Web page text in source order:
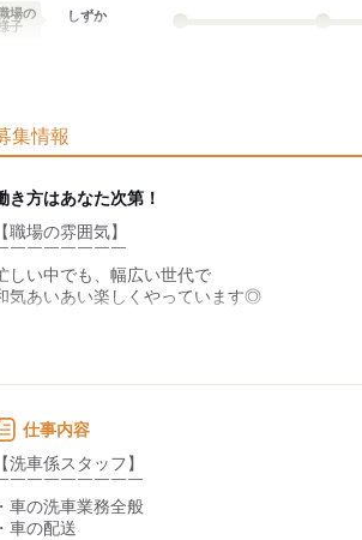
場の
子
しずか
個性が生かせる
デスクワーク
お客様との対話が
少ない
力仕事が少ない
集情報
き方はあなた次第！
【職場の雰囲気】
￣￣￣￣￣￣￣
しい中でも、幅広い世代で
気あいあい楽しくやっています◎
んな環境が整っています！
どんな人に向いている？】
￣￣￣￣￣￣￣￣￣￣￣￣￣
事務スタッフさんは
クモクとお仕事をするのが好きだったり、
お客様の対応もあるので、
人と接するのが好きな人に向いています◎
仕事内容
【洗車係スタッフ】
￣￣￣￣￣￣￣￣
・車の洗車業務全般
・車の配送